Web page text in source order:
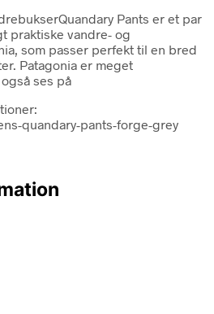
Pants er et par
praktiske vandre- og
som passer perfekt til en bred
Patagonia er meget
ses på
quandary-pants-forge-grey